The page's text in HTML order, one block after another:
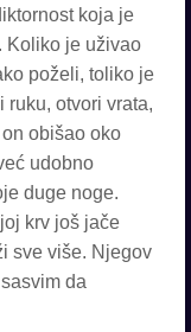
koja je
Koliko je uživao
poželi, toliko je
ruku, otvori vrata,
obišao oko
udobno
duge noge.
krv još jače
sve više. Njegov
da